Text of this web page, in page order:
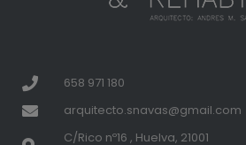
658 971 180
arquitecto.snavas@gmail.com
C/Rico nº16 , Huelva, 21001